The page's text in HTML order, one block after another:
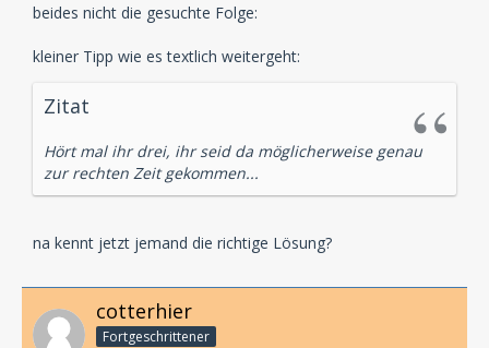
beides nicht die gesuchte Folge:
kleiner Tipp wie es textlich weitergeht:
Zitat
Hört mal ihr drei, ihr seid da möglicherweise genau
zur rechten Zeit gekommen...
na kennt jetzt jemand die richtige Lösung?
cotterhier
Fortgeschrittener